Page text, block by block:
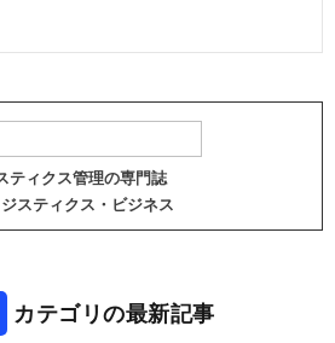
ティクス管理の専門誌
スティクス・ビジネス
カテゴリの最新記事